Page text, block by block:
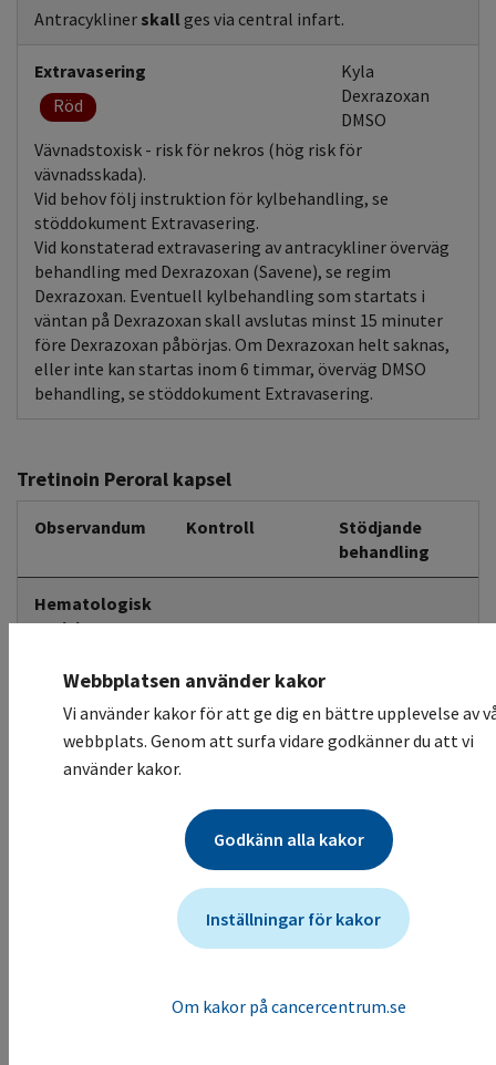
Antracykliner skallges via central infart.
Extravasering
Röd
Kyla
Dexrazoxan
DMSO
Vävnadstoxisk - risk för nekros (hög risk för
vävnadsskada).
Vid behov följ instruktion för kylbehandling, se
stöddokument Extravasering.
Vid konstaterad extravasering av antracykliner överväg
behandling med Dexrazoxan (Savene), se regim
Dexrazoxan. Eventuell kylbehandling som startats i
väntan på Dexrazoxan skall avslutas minst 15 minuter
före Dexrazoxan påbörjas. Om Dexrazoxan helt saknas,
eller inte kan startas inom 6 timmar, överväg DMSO
behandling, se stöddokument Extravasering.
Tretinoin Peroral kapsel
Observandum Kontroll
Stödjande
behandling
Hematologisk
toxicitet
vanligt. (Feber, dyspné, ökad vikt, lunginfiltrat och
pleurala eller perikardiella utgjutningar, hypotension,
ödem, leversvikt, njursvikt eller multiorgansvikt, med
eller utan leukocytos.) Syndromet kan vara dödligt. Vid
första tecken på syndrom, ge högdossteroider.
Snabbt utvecklad hyperleukocytos vanligt.
Arytmi angiven som vanlig, men knapphändiga
uppgifter om sort och svårighetsgrad.
konfusion, oro/ångest, depression och
Webbplatsen använder kakor
Vi använder kakor för att ge dig en bättre upplevelse av
webbplats. Genom att surfa vidare godkänner du att vi
använder kakor.
Godkänn alla kakor
Inställningar för kakor
Om kakor på cancercentrum.se